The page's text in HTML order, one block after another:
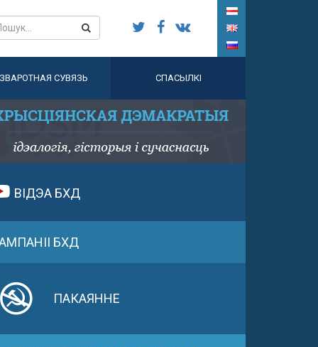
ЗВАРОТНАЯ СУВЯЗЬ СПАСЫЛКІ
ВІДЭА БХД
БХД
ПАКАЯННЕ